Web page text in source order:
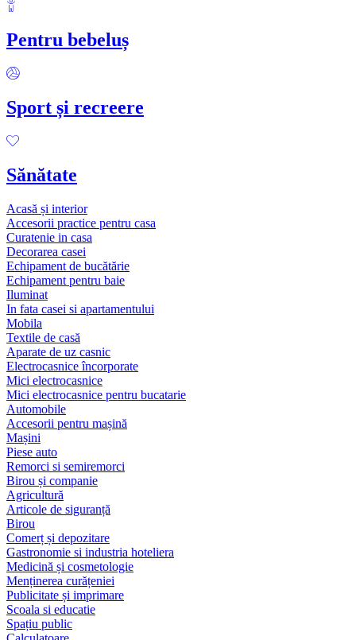
Pentru bebeluș
Sport și recreere
Sănătate
Acasă și interior
Accesorii practice pentru casa
Curatenie in casa
Decorarea casei
Echipament de bucătărie
Echipament pentru baie
Iluminat
In fata casei si apartamentului
Mobila
Textile de casă
Aparate de uz casnic
Electrocasnice încorporate
Mici electrocasnice
Mici electrocasnice pentru bucatarie
Automobile
Accesorii pentru mașină
Mașini
Piese auto
Remorci si semiremorci
Birou și companie
Agricultură
Articole de siguranță
Birou
Comerț și depozitare
Gastronomie si industria hoteliera
Medicină și cosmetologie
Menținerea curățeniei
Publicitate și imprimare
Scoala si educatie
Spațiu public